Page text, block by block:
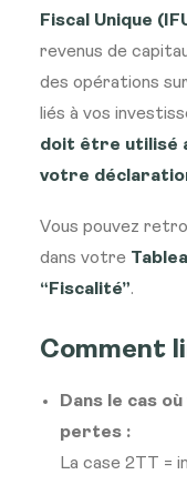
Fiscal Unique
revenus de
des opérations
liés à vos
doit être utilisé
votre
Vous pouvez
dans votre
“ Fiscalité”.
Comment
Dans le cas
pertes :
La case 2TT =